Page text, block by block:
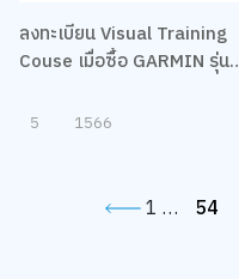
ลงทะเบียน Visual Training
Couse เมื่อซื้อ GARMIN รุ่นที่
5 1566
1 … 54